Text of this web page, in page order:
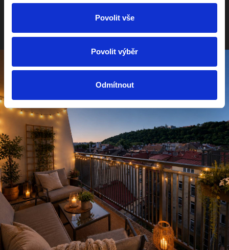
Povolit vše
Povolit výběr
Odmítnout